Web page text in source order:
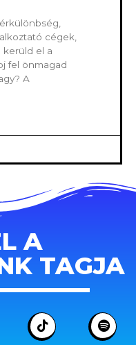
cégek,
kerüld el a
fel önmagad
A
A
TAGJA